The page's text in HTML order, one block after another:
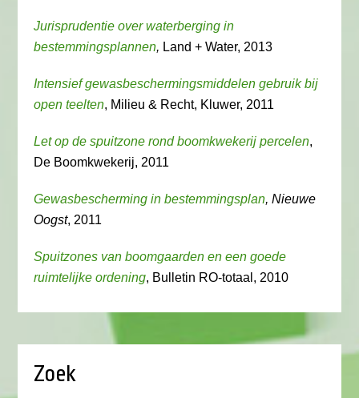
Jurisprudentie over waterberging in
bestemmingsplannen, Land + Water, 2013
Intensief gewasbeschermingsmiddelen gebruik bij
open teelten, Milieu & Recht, Kluwer, 2011
Let op de spuitzone rond boomkwekerij percelen,
De Boomkwekerij, 2011
Gewasbescherming in bestemmingsplan, Nieuwe
Oogst, 2011
Spuitzones van boomgaarden en een goede
ruimtelijke ordening, Bulletin RO-totaal, 2010
Zoek